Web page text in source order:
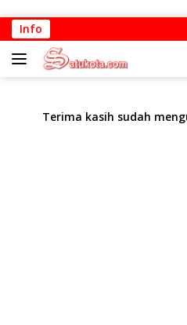
Langsung
ke
konten
Info
Terima kasih sudah